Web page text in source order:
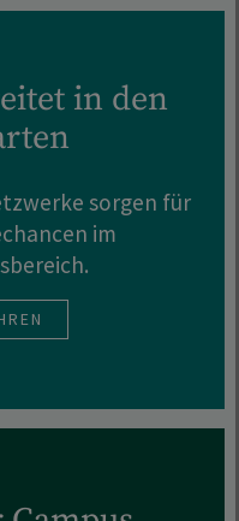
in den
sorgen für
im